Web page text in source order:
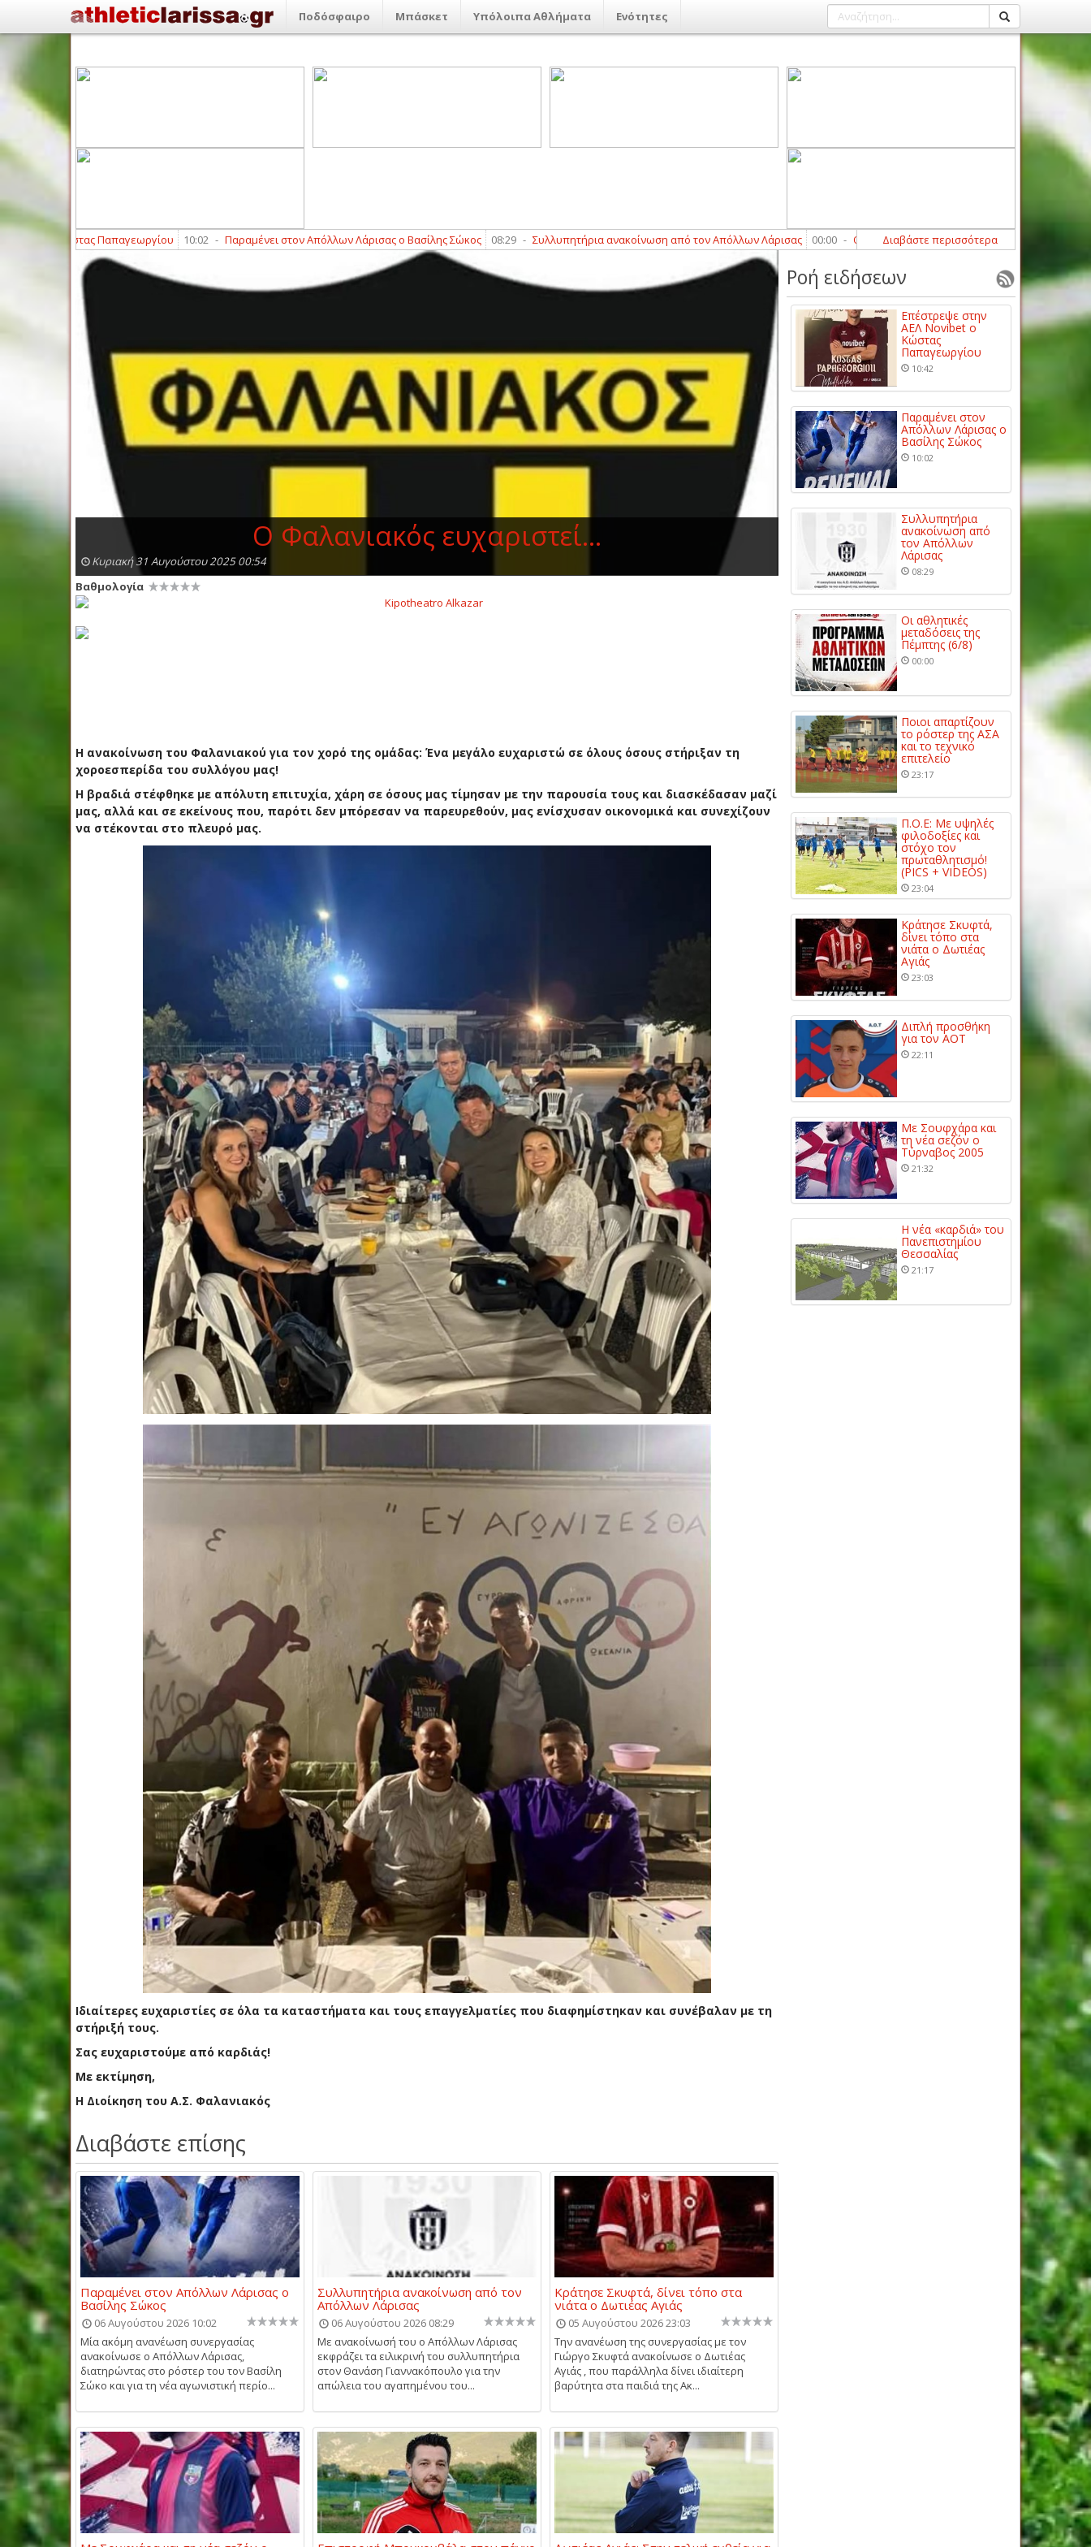
Ποδόσφαιρο Μπάσκετ Υπόλοιπα Αθλήματα Ενότητες
Παπαγεωργίου 10:02 - Παραμένει στον Απόλλων Λάρισας ο Βασίλης Σώκος 08:29 - Συλλυπητήρια ανακοίνωση από τον Απόλλων Λάρισας 00:00 - Οι αθλητικές μεταδόσεις της Πέμπτης (6/8)
Διαβάστε περισσότερα
Ο Φαλανιακός ευχαριστεί...
Κυριακή 31 Αυγούστου 2025 00:54
Βαθμολογία
Η ανακοίνωση του Φαλανιακού για τον χορό της ομάδας: Ένα μεγάλο ευχαριστώ σε όλους όσους στήριξαν τη
χοροεσπερίδα του συλλόγου μας!
Η βραδιά στέφθηκε με απόλυτη επιτυχία, χάρη σε όσους μας τίμησαν με την παρουσία τους και διασκέδασαν μαζί
μας, αλλά και σε εκείνους που, παρότι δεν μπόρεσαν να παρευρεθούν, μας ενίσχυσαν οικονομικά και συνεχίζουν
να στέκονται στο πλευρό μας.
Ιδιαίτερες ευχαριστίες σε όλα τα καταστήματα και τους επαγγελματίες που διαφημίστηκαν και συνέβαλαν με τη
στήριξή τους.
Σας ευχαριστούμε από καρδιάς!
Με εκτίμηση,
Η Διοίκηση του Α.Σ. Φαλανιακός
Διαβάστε επίσης
Παραμένει στον Απόλλων Λάρισας ο
Βασίλης Σώκος
06 Αυγούστου 2026 10:02
Μία ακόμη ανανέωση συνεργασίας
ανακοίνωσε ο Απόλλων Λάρισας,
διατηρώντας στο ρόστερ του τον Βασίλη
Σώκο και για τη νέα αγωνιστική περίο...
Συλλυπητήρια ανακοίνωση από τον
Απόλλων Λάρισας
06 Αυγούστου 2026 08:29
Με ανακοίνωσή του ο Απόλλων Λάρισας
εκφράζει τα ειλικρινή του συλλυπητήρια
στον Θανάση Γιαννακόπουλο για την
απώλεια του αγαπημένου του...
Κράτησε Σκυφτά, δίνει τόπο στα
νιάτα ο Δωτιέας Αγιάς
05 Αυγούστου 2026 23:03
Την ανανέωση της συνεργασίας με τον
Γιώργο Σκυφτά ανακοίνωσε ο Δωτιέας
Αγιάς , που παράλληλα δίνει ιδιαίτερη
βαρύτητα στα παιδιά της Ακ...
Ροή ειδήσεων
Επέστρεψε στην
ΑΕΛ Novibet ο
Κώστας
Παπαγεωργίου
10:42
Παραμένει στον
Απόλλων Λάρισας ο
Βασίλης Σώκος
10:02
Συλλυπητήρια
ανακοίνωση από
τον Απόλλων
Λάρισας
08:29
Οι αθλητικές
μεταδόσεις της
Πέμπτης (6/8)
00:00
Ποιοι απαρτίζουν
το ρόστερ της ΑΣΑ
και το τεχνικό
επιτελείο
23:17
Π.Ο.Ε: Με υψηλές
φιλοδοξίες και
στόχο τον
πρωταθλητισμό!
(PICS + VIDEOS)
23:04
Κράτησε Σκυφτά,
δίνει τόπο στα
νιάτα ο Δωτιέας
Αγιάς
23:03
Διπλή προσθήκη
για τον ΑΟΤ
22:11
Με Σουφχάρα και
τη νέα σεζόν ο
Τύρναβος 2005
21:32
Η νέα «καρδιά» του
Πανεπιστημίου
Θεσσαλίας
21:17